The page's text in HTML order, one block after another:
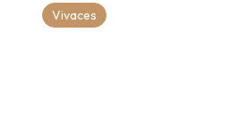
Vivaces